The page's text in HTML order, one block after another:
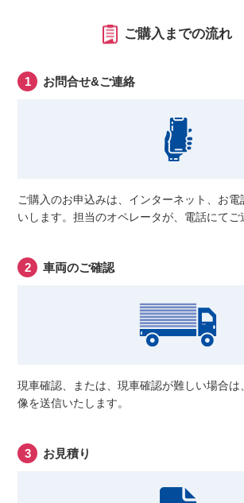
ご購入までの流れ
お問合せ&ご連絡
ご購入のお申込みは、インターネット、お電
いします。担当のオペレータが、電話にてご
車両のご確認
現車確認、または、現車確認が難しい場合
像を送信いたします。
お見積り